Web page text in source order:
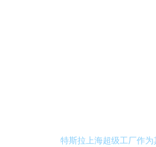
特斯拉上海超级工厂作